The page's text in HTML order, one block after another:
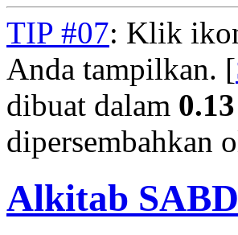
TIP #07: Klik
Anda tampilkan. [
dibuat dalam 0.13
dipersembahkan
Alkitab